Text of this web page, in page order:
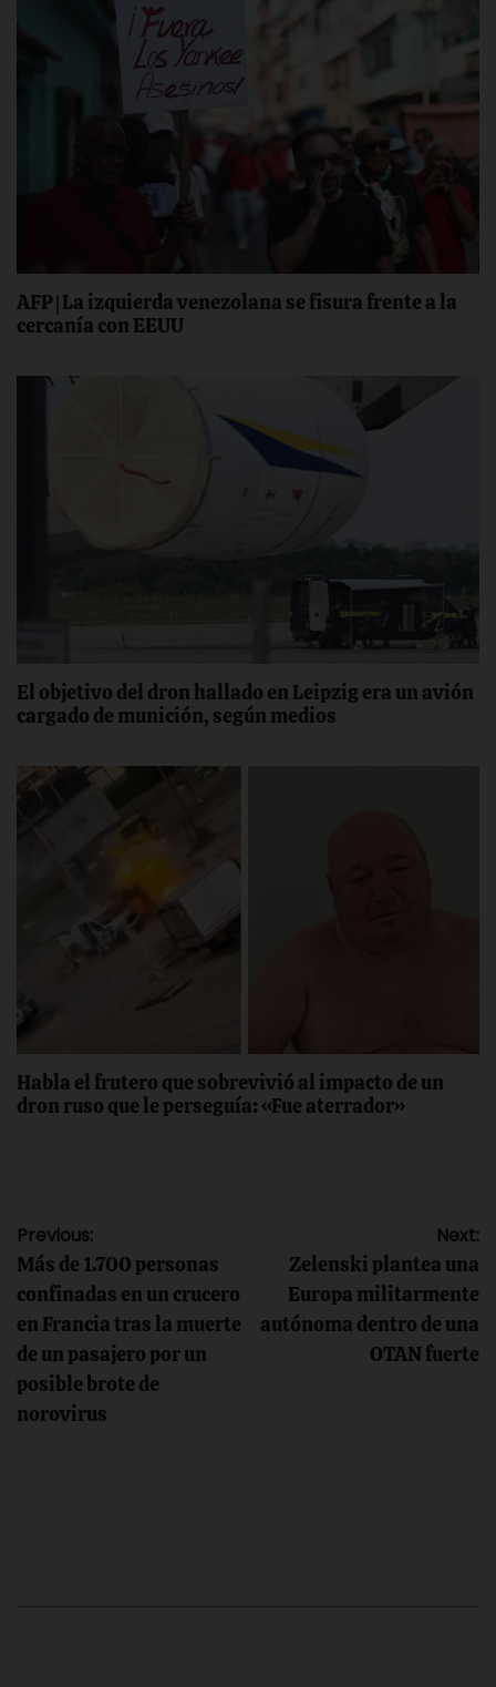
AFP | La izquierda venezolana se fisura frente a la
cercanía con EEUU
El objetivo del dron hallado en Leipzig era un avión
cargado de munición, según medios
Habla el frutero que sobrevivió al impacto de un
dron ruso que le perseguía: «Fue aterrador»
Navegación
de
entradas
Previous:
Más de 1.700 personas
confinadas en un crucero
en Francia tras la muerte
de un pasajero por un
posible brote de
norovirus
Next:
Zelenski plantea una
Europa militarmente
autónoma dentro de una
OTAN fuerte